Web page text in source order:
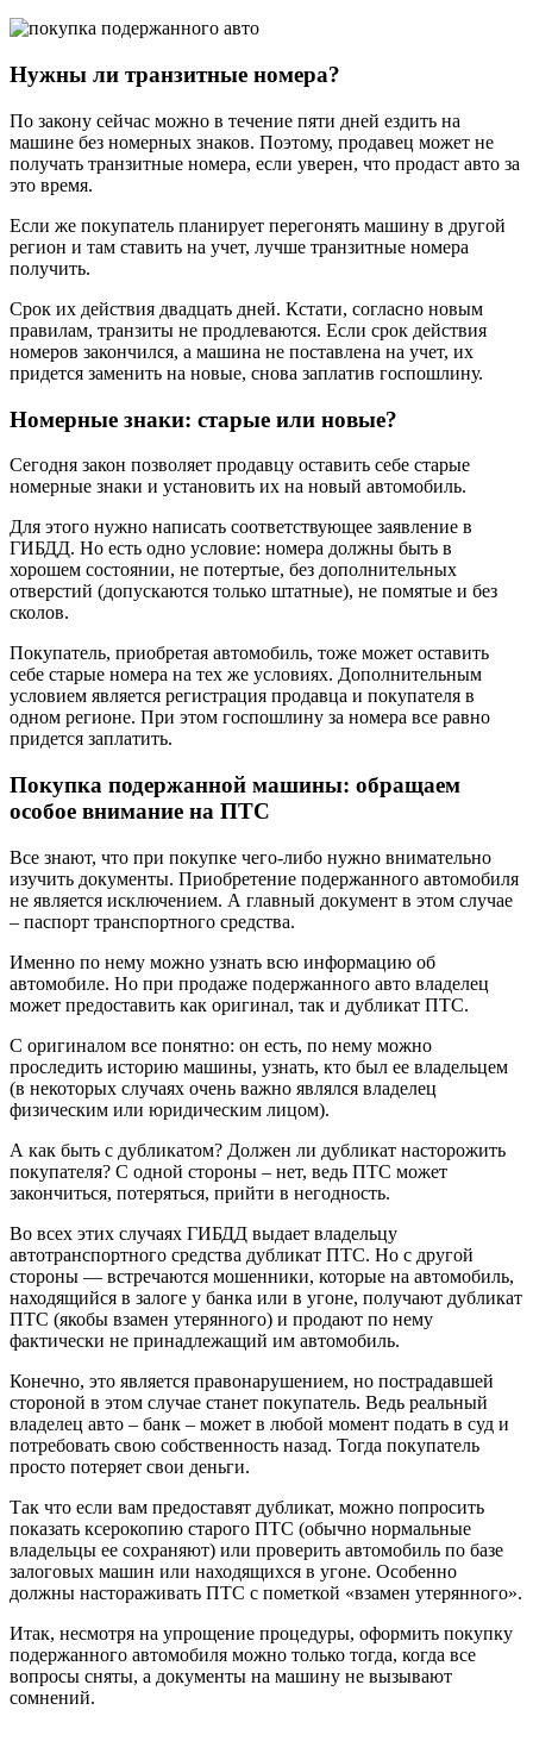
Нужны ли транзитные номера?
По закону сейчас можно в течение пяти дней ездить на
машине без номерных знаков. Поэтому, продавец может не
получать транзитные номера, если уверен, что продаст авто за
это время.
Если же покупатель планирует перегонять машину в другой
регион и там ставить на учет, лучше транзитные номера
получить.
Срок их действия двадцать дней. Кстати, согласно новым
правилам, транзиты не продлеваются. Если срок действия
номеров закончился, а машина не поставлена на учет, их
придется заменить на новые, снова заплатив госпошлину.
Номерные знаки: старые или новые?
Сегодня закон позволяет продавцу оставить себе старые
номерные знаки и установить их на новый автомобиль.
Для этого нужно написать соответствующее заявление в
ГИБДД. Но есть одно условие: номера должны быть в
хорошем состоянии, не потертые, без дополнительных
отверстий (допускаются только штатные), не помятые и без
сколов.
Покупатель, приобретая автомобиль, тоже может оставить
себе старые номера на тех же условиях. Дополнительным
условием является регистрация продавца и покупателя в
одном регионе. При этом госпошлину за номера все равно
придется заплатить.
Покупка подержанной машины: обращаем
особое внимание на ПТС
Все знают, что при покупке чего-либо нужно внимательно
изучить документы. Приобретение подержанного автомобиля
не является исключением. А главный документ в этом случае
– паспорт транспортного средства.
Именно по нему можно узнать всю информацию об
автомобиле. Но при продаже подержанного авто владелец
может предоставить как оригинал, так и дубликат ПТС.
С оригиналом все понятно: он есть, по нему можно
проследить историю машины, узнать, кто был ее владельцем
(в некоторых случаях очень важно являлся владелец
физическим или юридическим лицом).
А как быть с дубликатом? Должен ли дубликат насторожить
покупателя? С одной стороны – нет, ведь ПТС может
закончиться, потеряться, прийти в негодность.
Во всех этих случаях ГИБДД выдает владельцу
автотранспортного средства дубликат ПТС. Но с другой
стороны — встречаются мошенники, которые на автомобиль,
находящийся в залоге у банка или в угоне, получают дубликат
ПТС (якобы взамен утерянного) и продают по нему
фактически не принадлежащий им автомобиль.
Конечно, это является правонарушением, но пострадавшей
стороной в этом случае станет покупатель. Ведь реальный
владелец авто – банк – может в любой момент подать в суд и
потребовать свою собственность назад. Тогда покупатель
просто потеряет свои деньги.
Так что если вам предоставят дубликат, можно попросить
показать ксерокопию старого ПТС (обычно нормальные
владельцы ее сохраняют) или проверить автомобиль по базе
залоговых машин или находящихся в угоне. Особенно
должны настораживать ПТС с пометкой «взамен утерянного».
Итак, несмотря на упрощение процедуры, оформить покупку
подержанного автомобиля можно только тогда, когда все
вопросы сняты, а документы на машину не вызывают
сомнений.